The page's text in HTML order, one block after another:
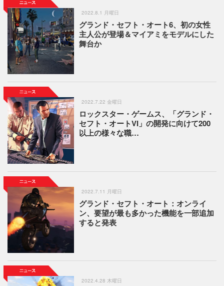
2022.8.1 月曜日
グランド・セフト・オート6、初の女性
主人公が登場＆マイアミをモデルにした
舞台か
2022.7.22 金曜日
ロックスター・ゲームス、「グランド・
セフト・オートVI」の開発に向けて200
以上の様々な職…
2022.7.11 月曜日
グランド・セフト・オート：オンライ
ン、要望が最も多かった機能を一部追加
すると発表
2022.4.28 木曜日